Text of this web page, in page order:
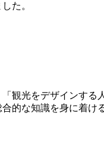
た。
光をデザインする
的な知識を身に着け